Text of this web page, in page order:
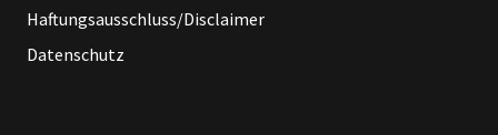
Haftungsausschluss/Disclaimer
Datenschutz